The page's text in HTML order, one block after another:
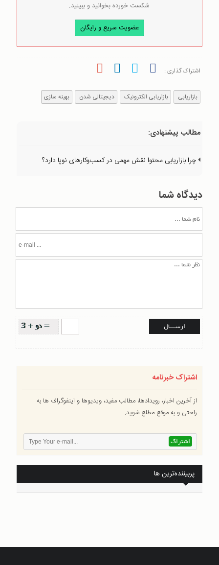
شکست خورده بخوانید و ببینید.
عضویت سریع و رایگان
اشتراک گذاری :
بازاریابی بازاریابی الکترونیک دیجیتالی شدن بهینه سازی
مطالب پیشنهادی:
چرا بازاريابی محتوا نقش مهمی در کسب‌و‌کارهای نوپا دارد؟
دیدگاه شما
اشتراک خبرنامه
از آخرین اخبار، رویدادها، مطالب مفید، ویدیوها و اینفوگراف ها به
راحتی و به موقع مطلع شوید.
پربیننده‌ترین ها